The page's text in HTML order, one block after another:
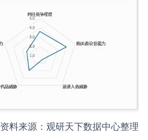
资料来源：观研天下数据中心整理